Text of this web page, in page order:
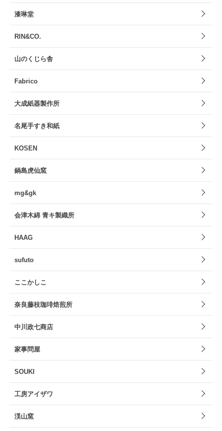
漆琳堂
RIN&CO.
山のくじら舎
Fabrico
大成紙器製作所
名尾手すき和紙
KOSEN
鍋島虎仙窯
mg&gk
会津木綿 青キ製織所
HAAG
sufuto
ここかしこ
奈良藤枝珈琲焙煎所
中川政七商店
家事問屋
SOUKI
工房アイザワ
渓山窯